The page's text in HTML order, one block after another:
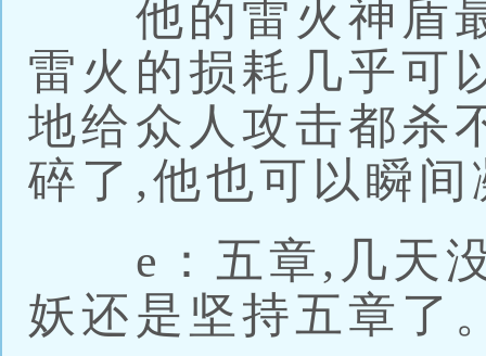
他的雷火神盾最
雷火的损耗几乎可
地给众人攻击都杀
碎了,他也可以瞬
e：五章,几天没
妖还是坚持五章了